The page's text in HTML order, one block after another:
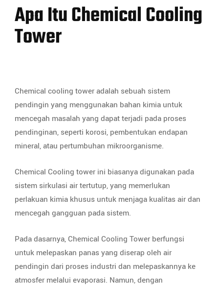
Apa Itu Chemical Cooling
Tower
Chemical cooling tower adalah sebuah sistem
pendingin yang menggunakan bahan kimia untuk
mencegah masalah yang dapat terjadi pada proses
pendinginan, seperti korosi, pembentukan endapan
mineral, atau pertumbuhan mikroorganisme.
Chemical Cooling tower ini biasanya digunakan pada
sistem sirkulasi air tertutup, yang memerlukan
perlakuan kimia khusus untuk menjaga kualitas air dan
mencegah gangguan pada sistem.
Pada dasarnya, Chemical Cooling Tower berfungsi
untuk melepaskan panas yang diserap oleh air
pendingin dari proses industri dan melepaskannya ke
atmosfer melalui evaporasi. Namun, dengan